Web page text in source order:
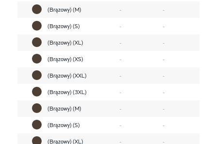
(Brązowy) (M)
-
-
(Brązowy) (S)
-
-
(Brązowy) (XL)
-
-
(Brązowy) (XS)
-
-
(Brązowy) (XXL)
-
-
(Brązowy) (3XL)
-
-
(Brązowy) (M)
-
-
(Brązowy) (S)
-
-
(Brązowy) (XL)
- -